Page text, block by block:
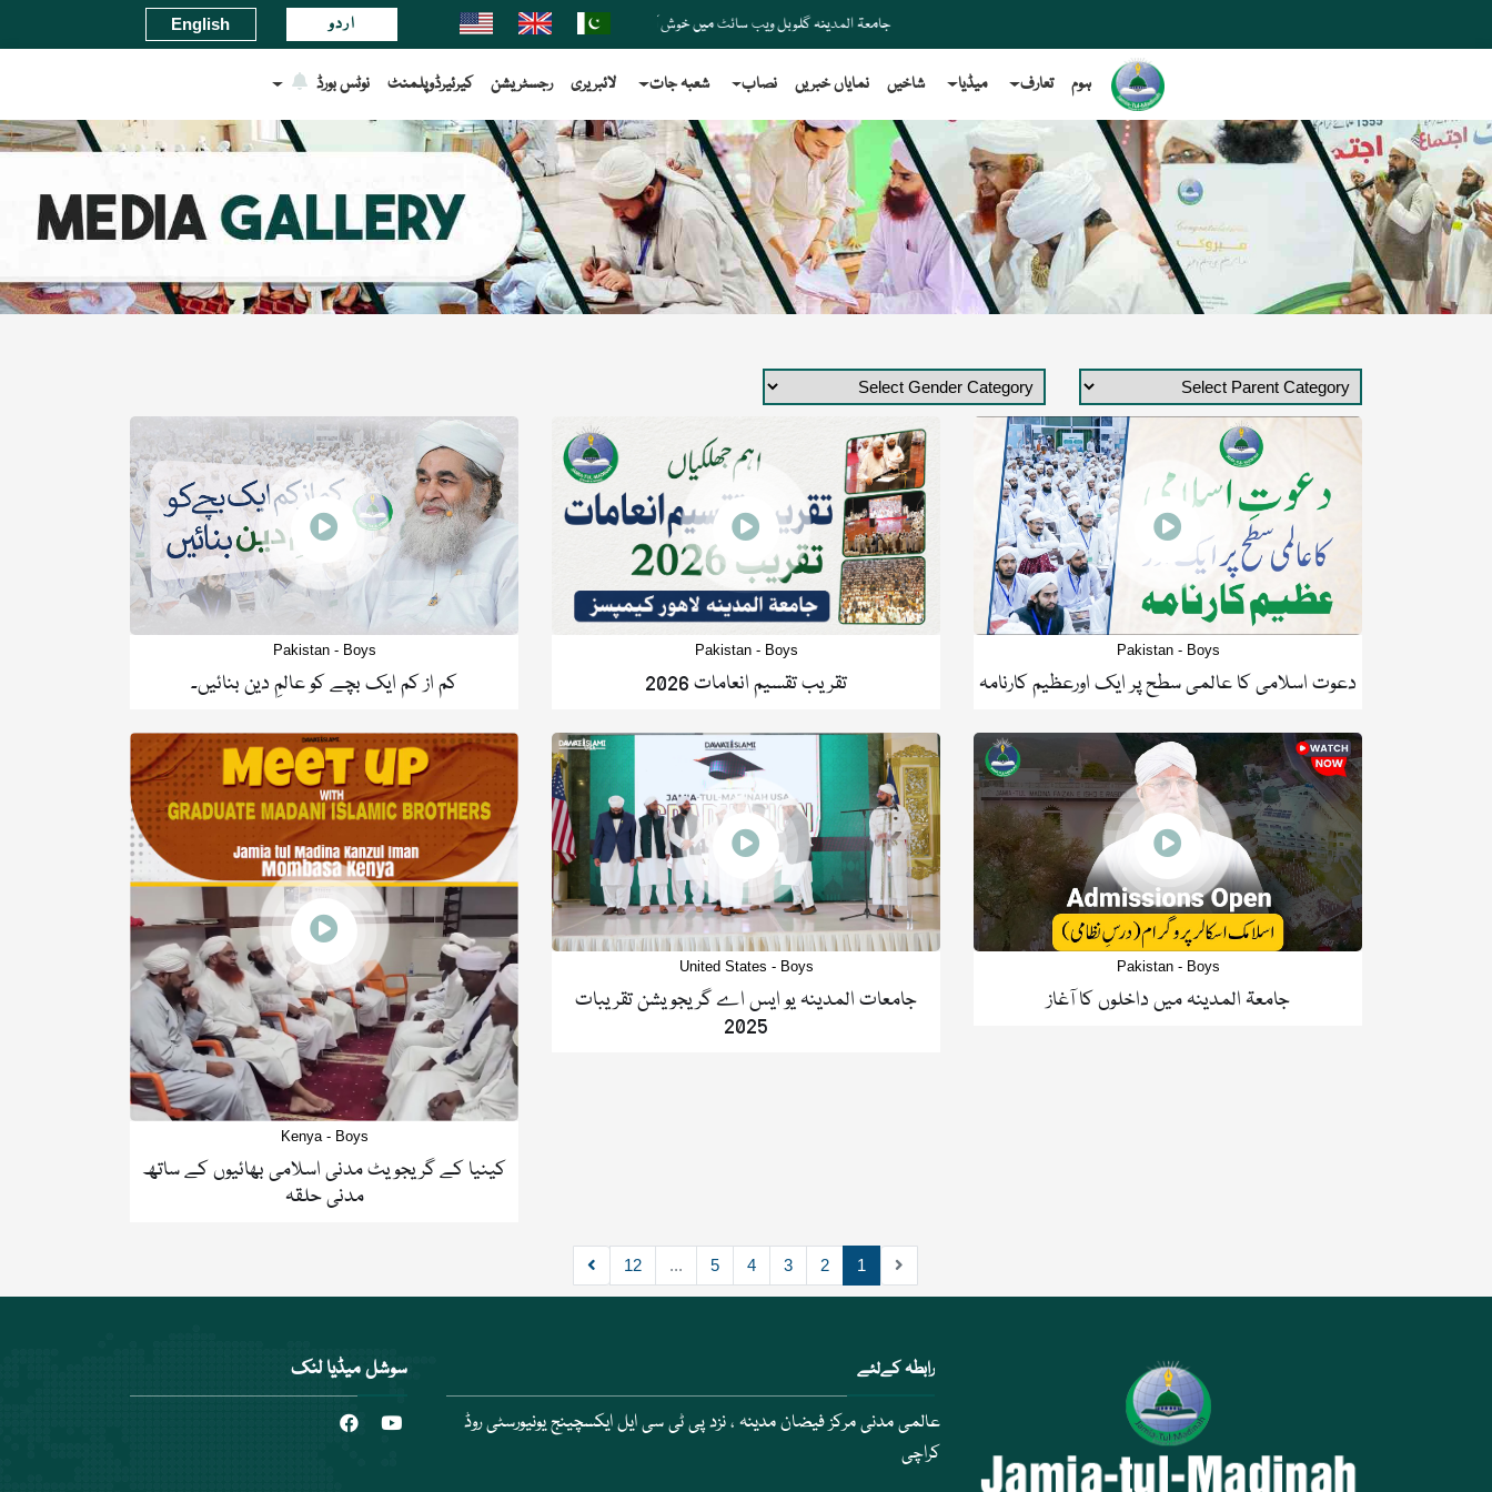
جامعۃ المدینہ گلوبل ویب سائٹ میں خوش آمدید ملحق شدہ کنزالمدارس بورڈ انٹرنیشنل اردو English
ہوم تعارف میڈیا شاخیں نمایاں خبریں نصاب شعبہ جات لائبریری رجسٹریشن کیرئیرڈوپلمنٹ نوٹس بورڈ
Pakistan - Boys
دعوت اسلامی کا عالمی سطح پر ایک اورعظیم کارنامہ
Pakistan - Boys
تقریب تقسیم انعامات 2026
Pakistan - Boys
کم از کم ایک بچے کو عالمِ دین بنائیں۔
Pakistan - Boys
جامعۃ المدینہ میں داخلوں کا آغاز
United States - Boys
جامعات المدینہ یو ایس اے گریجویشن تقریبات
2025
Kenya - Boys
کینیا کے گریجویٹ مدنی اسلامی بھائیوں کے ساتھ
مدنی حلقہ
1
2
3
4
5
...
12
رابطہ کےلئے
عالمی مدنی مرکز فیضان مدینہ ، نزد پی ٹی سی ایل ایکسچینج یونیورسٹی روڈ
کراچی
سوشل میڈیا لنک